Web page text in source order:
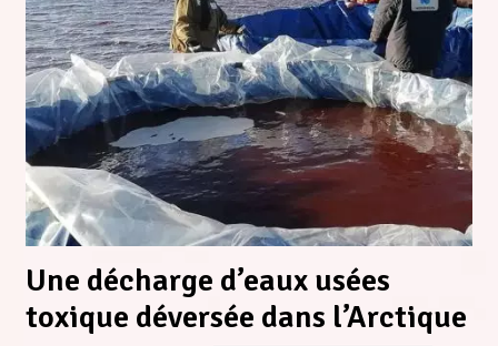
Une décharge d’eaux usées
toxique déversée dans l’Arctique